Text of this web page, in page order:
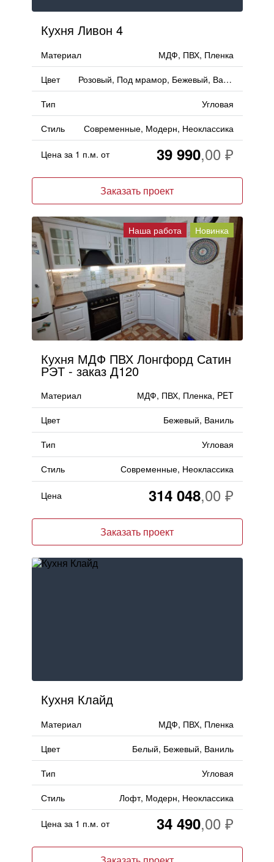
Кухня Ливон 4
Материал
МДФ, ПВХ, Пленка
Цвет
Розовый, Под мрамор, Бежевый, Ваниль
Тип
Угловая
Стиль
Современные, Модерн, Неоклассика
Цена за 1 п.м. от 39 990
Заказать проект
Наша работа Новинка
Кухня МДФ ПВХ Лонгфорд Сатин
РЭТ - заказ Д120
Материал
МДФ, ПВХ, Пленка, PET
Цвет
Бежевый, Ваниль
Тип
Угловая
Стиль
Современные, Неоклассика
Цена 314 048
Заказать проект
Кухня Клайд
Материал
МДФ, ПВХ, Пленка
Цвет
Белый, Бежевый, Ваниль
Тип
Угловая
Стиль
Лофт, Модерн, Неоклассика
Цена за 1 п.м. от 34 490